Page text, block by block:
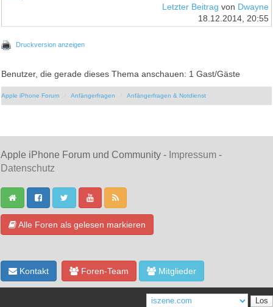
Letzter Beitrag von Dwayne
18.12.2014, 20:55
Druckversion anzeigen
Benutzer, die gerade dieses Thema anschauen: 1 Gast/Gäste
Apple iPhone Forum Anfängerfragen Anfängerfragen & Notdienst
Apple iPhone Forum und Community - Impressum -
Datenschutz
Alle Foren als gelesen markieren
Kontakt Foren-Team Mitglieder